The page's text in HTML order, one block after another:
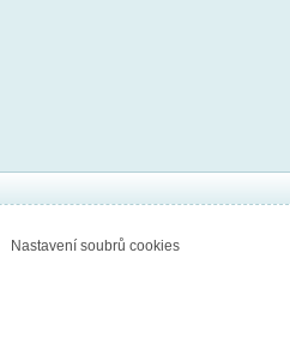
Nastavení soubrů cookies